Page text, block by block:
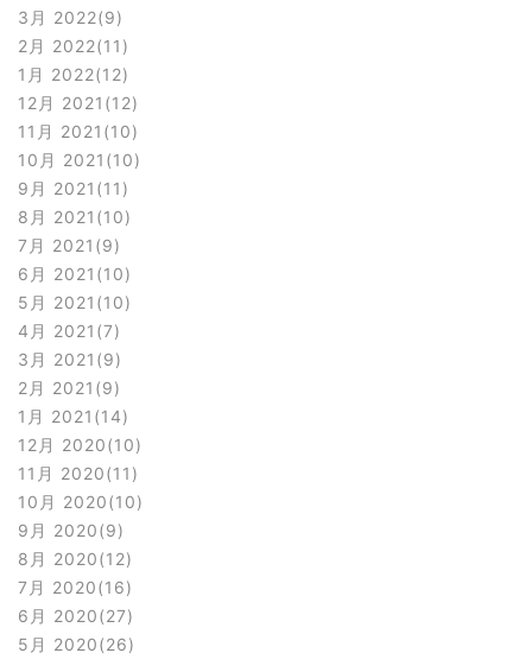
3月 2022 9
2月 2022 11
1月 2022 12
12月 2021 12
11月 2021 10
10月 2021 10
9月 2021 11
8月 2021 10
7月 2021 9
6月 2021 10
5月 2021 10
4月 2021 7
3月 2021 9
2月 2021 9
1月 2021 14
12月 2020 10
11月 2020 11
10月 2020 10
9月 2020 9
8月 2020 12
7月 2020 16
6月 2020 27
5月 2020 26